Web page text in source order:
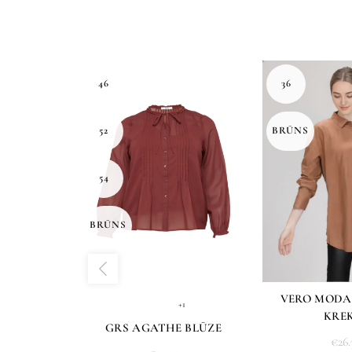
46
52
54
BRŪNS
+1
GRS AGATHE BLŪZE
36
BRŪNS
VERO
€